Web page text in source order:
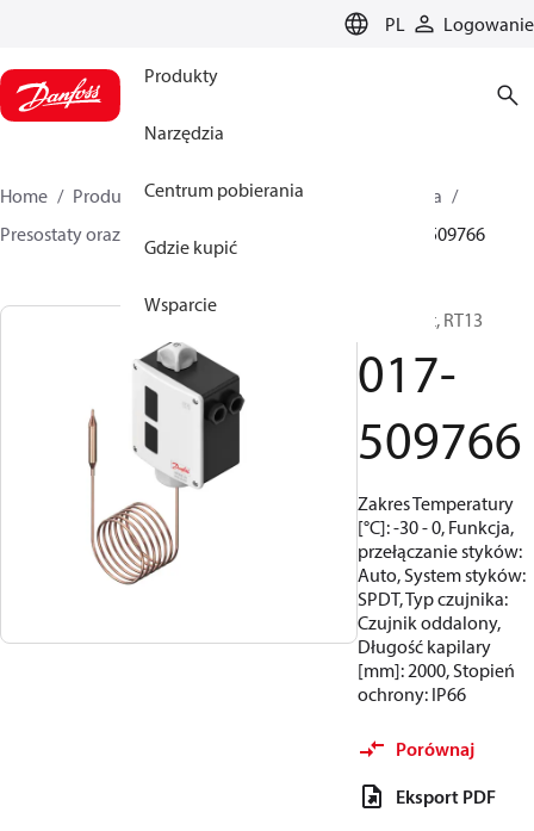
PL Logowanie
Produkty
Narzędzia
Centrum pobierania
Gdzie kupić
Wsparcie
Home Produkty
Climate Solutions dla chłodnictwa
Presostaty oraz termostaty
017-509766
Termostat, RT13
017-
509766
Zakres Temperatury
[°C]: -30 - 0, Funkcja,
przełączanie styków:
Auto, System styków:
SPDT, Typ czujnika:
Czujnik oddalony,
Długość kapilary
[mm]: 2000, Stopień
ochrony: IP66
Porównaj
Eksport PDF